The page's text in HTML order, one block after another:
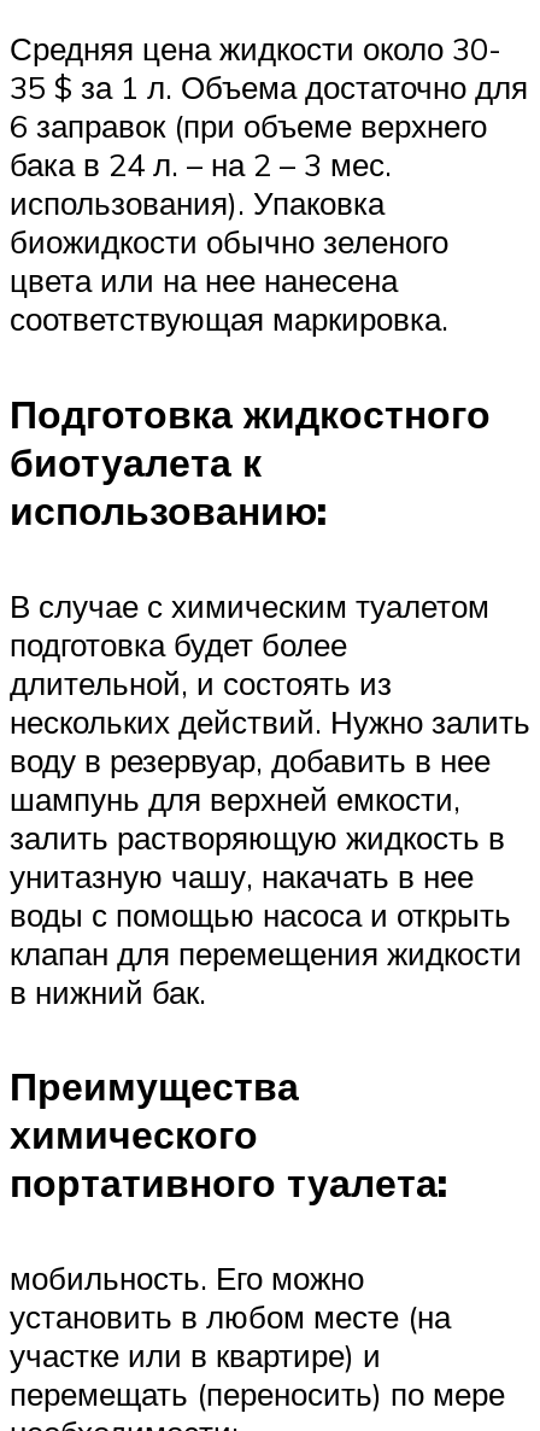
Средняя цена жидкости около 30-
35 $ за 1 л. Объема достаточно для
6 заправок (при объеме верхнего
бака в 24 л. – на 2 – 3 мес.
использования). Упаковка
биожидкости обычно зеленого
цвета или на нее нанесена
соответствующая маркировка.
Подготовка жидкостного
биотуалета к
использованию:
В случае с химическим туалетом
подготовка будет более
длительной, и состоять из
нескольких действий. Нужно залить
воду в резервуар, добавить в нее
шампунь для верхней емкости,
залить растворяющую жидкость в
унитазную чашу, накачать в нее
воды с помощью насоса и открыть
клапан для перемещения жидкости
в нижний бак.
Преимущества
химического
портативного туалета:
мобильность. Его можно
установить в любом месте (на
участке или в квартире) и
перемещать (переносить) по мере